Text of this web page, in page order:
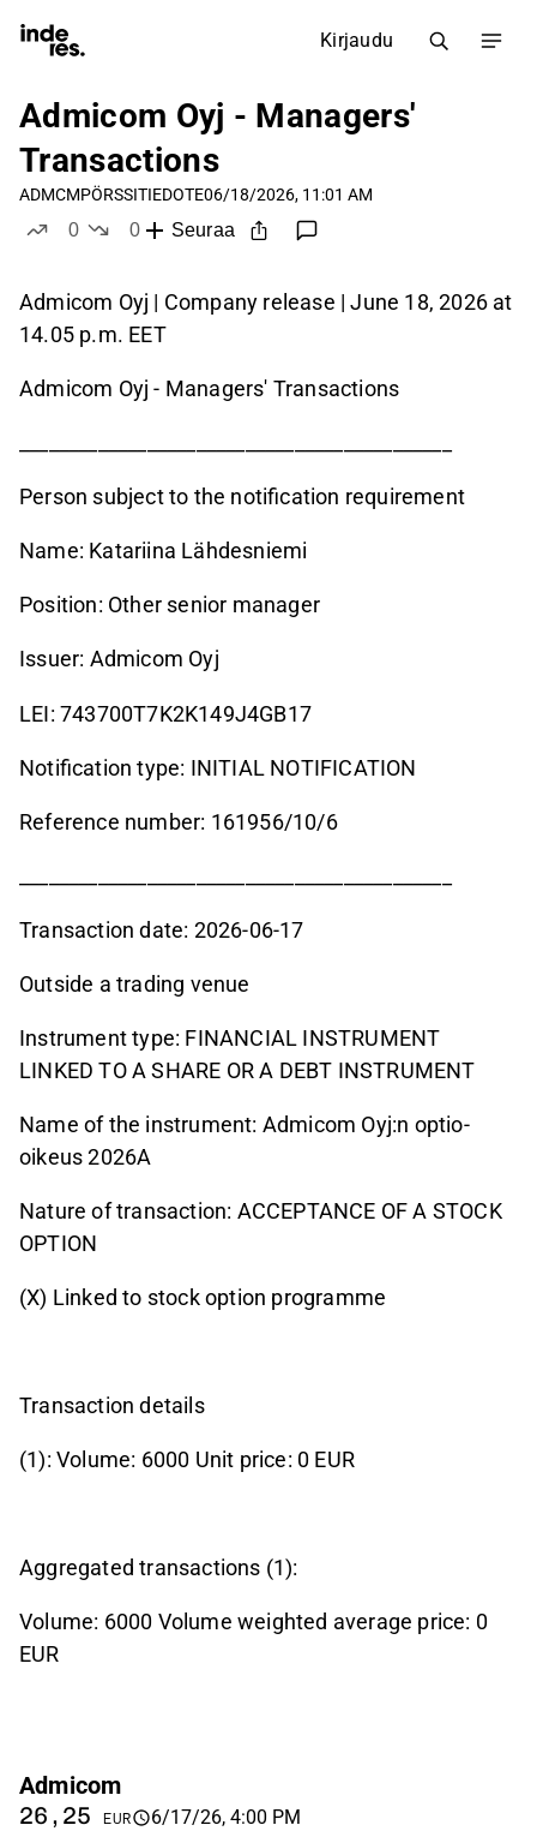
Kirjaudu
Admicom Oyj - Managers'
Transactions
ADMCMPÖRSSITIEDOTE06/18/2026, 11:01 AM
0
0
Seuraa
Admicom Oyj | Company release | June 18, 2026 at
14.05 p.m. EET
Admicom Oyj - Managers' Transactions
Person subject to the notification requirement
Name: Katariina Lähdesniemi
Position: Other senior manager
Issuer: Admicom Oyj
LEI: 743700T7K2K149J4GB17
Notification type: INITIAL NOTIFICATION
Reference number: 161956/10/6
Transaction date: 2026-06-17
Outside a trading venue
Instrument type: FINANCIAL INSTRUMENT
LINKED TO A SHARE OR A DEBT INSTRUMENT
Name of the instrument: Admicom Oyj:n optio-
oikeus 2026A
Nature of transaction: ACCEPTANCE OF A STOCK
OPTION
(X) Linked to stock option programme
Transaction details
(1): Volume: 6000 Unit price: 0 EUR
Aggregated transactions (1):
Volume: 6000 Volume weighted average price: 0
EUR
Admicom
26,25 EUR 6/17/26, 4:00 PM